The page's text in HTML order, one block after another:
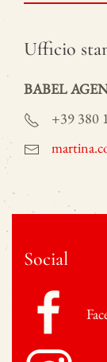
Ufficio
BABEL
+39 380
Social